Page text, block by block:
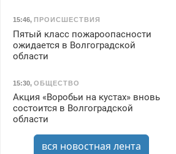
15:46, ПРОИСШЕСТВИЯ
Пятый класс пожароопасности
ожидается в Волгоградской
области
15:30, ОБЩЕСТВО
Акция «Воробьи на кустах» вновь
состоится в Волгоградской
области
вся новостная лента